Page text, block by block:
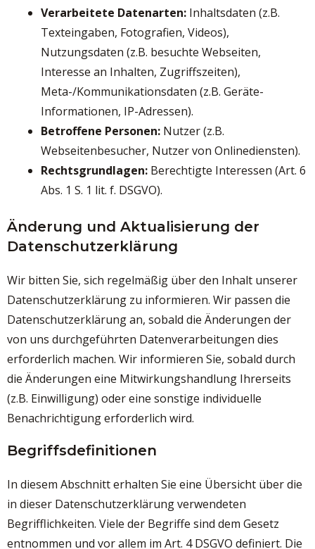
Verarbeitete Datenarten: Inhaltsdaten (z.B.
Texteingaben, Fotografien, Videos),
Nutzungsdaten (z.B. besuchte Webseiten,
Interesse an Inhalten, Zugriffszeiten),
Meta-/Kommunikationsdaten (z.B. Geräte-
Informationen, IP-Adressen).
Betroffene Personen: Nutzer (z.B.
Webseitenbesucher, Nutzer von Onlinediensten).
Rechtsgrundlagen: Berechtigte Interessen (Art. 6
Abs. 1 S. 1 lit. f. DSGVO).
Änderung und Aktualisierung der
Datenschutzerklärung
Wir bitten Sie, sich regelmäßig über den Inhalt unserer
Datenschutzerklärung zu informieren. Wir passen die
Datenschutzerklärung an, sobald die Änderungen der
von uns durchgeführten Datenverarbeitungen dies
erforderlich machen. Wir informieren Sie, sobald durch
die Änderungen eine Mitwirkungshandlung Ihrerseits
(z.B. Einwilligung) oder eine sonstige individuelle
Benachrichtigung erforderlich wird.
Begriffsdefinitionen
In diesem Abschnitt erhalten Sie eine Übersicht über die
in dieser Datenschutzerklärung verwendeten
Begrifflichkeiten. Viele der Begriffe sind dem Gesetz
entnommen und vor allem im Art. 4 DSGVO definiert. Die